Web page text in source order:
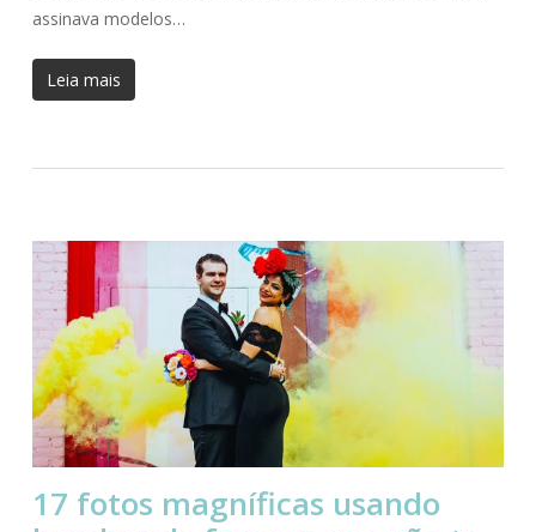
assinava modelos…
Leia mais
17 fotos magníficas usando